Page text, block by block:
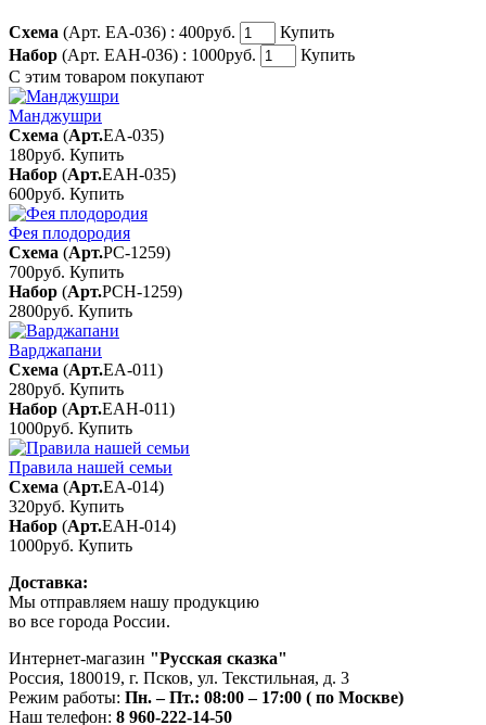
Схема (Арт. ЕА-036) : 400руб.
Купить
Набор (Арт. ЕАН-036) : 1000руб.
Купить
С этим товаром покупают
Манджушри
Схема (Арт.ЕА-035)
180руб. Купить
Набор (Арт.ЕАН-035)
600руб. Купить
Фея плодородия
Схема (Арт.РС-1259)
700руб. Купить
Набор (Арт.РСН-1259)
2800руб. Купить
Варджапани
Схема (Арт.ЕА-011)
280руб. Купить
Набор (Арт.ЕАН-011)
1000руб. Купить
Правила нашей семьи
Схема (Арт.ЕА-014)
320руб. Купить
Набор (Арт.ЕАН-014)
1000руб. Купить
Доставка:
Мы отправляем нашу продукцию
во все города России.
Интернет-магазин "Русская сказка"
Россия, 180019, г. Псков, ул. Текстильная, д. 3
Режим работы: Пн. – Пт.: 08:00 – 17:00 ( по Москве)
Наш телефон: 8 960-222-14-50